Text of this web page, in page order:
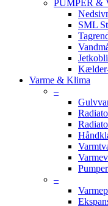
PUMPER &
SML
Varme & Klima
–
Pumper
–